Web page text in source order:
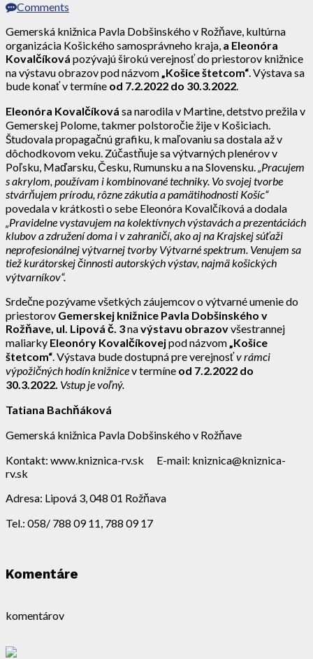
Comments
Gemerská knižnica Pavla Dobšinského v Rožňave, kultúrna
organizácia Košického samosprávneho kraja, a Eleonóra
Kovalčíková pozývajú širokú verejnosť do priestorov knižnice
na výstavu obrazov pod názvom „Košice štetcom“ . Výstava sa
bude konať v termíne od 7.2.2022 do 30.3.2022
Eleonóra Kovalčíková sa narodila v Martine, detstvo prežila v
Gemerskej Polome, takmer polstoročie žije v Košiciach.
Študovala propagačnú grafiku, k maľovaniu sa dostala až v
dôchodkovom veku. Zúčastňuje sa výtvarných plenérov v
Poľsku, Maďarsku, Česku, Rumunsku a na Slovensku.
„Pracujem
s akrylom, používam i kombinované techniky. Vo svojej tvorbe
stvárňujem prírodu, rôzne zákutia a pamätihodnosti Košíc“
povedala v krátkosti o sebe Eleonóra Kovalčíková a dodala
„Pravidelne vystavujem na kolektívnych výstavách a prezentáciách
klubov a združení doma i v zahraničí, ako aj na Krajskej súťaži
neprofesionálnej výtvarnej tvorby Výtvarné spektrum. Venujem sa
tiež kurátorskej činnosti autorských výstav, najmä košických
výtvarníkov“.
Srdečne pozývame všetkých záujemcov o výtvarné umenie do
priestorov Gemerskej knižnice Pavla Dobšinského v
Rožňave, ul. Lipová č. 3navýstavu obrazovvšestrannej
maliarky Eleonóry Kovalčíkovejpod názvom „Košice
štetcom“ . Výstava bude dostupná pre verejnosťv rámci
výpožičných hodín knižnicev termíne od 7.2.2022 do
30.3.2022. Vstup je voľný.
Tatiana Bachňáková
Gemerská knižnica Pavla Dobšinského v Rožňave
Kontakt: www.kniznica-rv.sk E-mail: kniznica@kniznica-
rv.sk
Adresa: Lipová 3, 048 01 Rožňava
Tel.: 058/ 788 09 11, 788 09 17
Komentáre
komentárov